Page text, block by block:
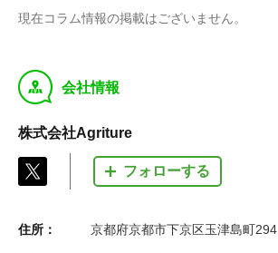
現在コラム情報の掲載はございません。
y 会社情報
株式会社Agriture
フォローする
住所： 京都府京都市下京区玉津島町294